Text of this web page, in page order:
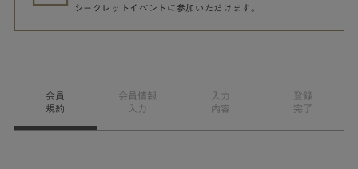
シークレットイベントに参加いただけます。
会員
規約
会員情報
入力
入力
内容
登録
完了